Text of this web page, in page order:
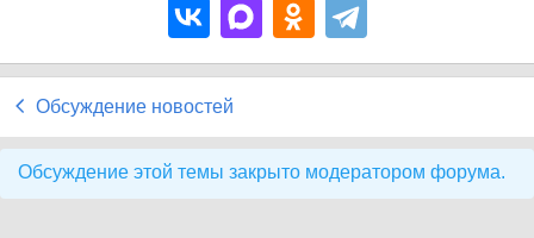
Обсуждение новостей
Обсуждение этой темы закрыто модератором форума.